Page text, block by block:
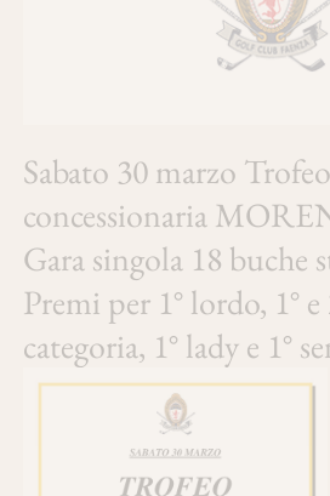
Sabato 30 marzo Trofeo
concessionaria
Gara singola 18 buche
Premi per 1° lordo, 1°
categoria, 1° lady e 1°